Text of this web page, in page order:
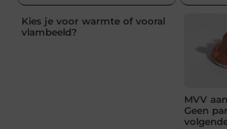
Kies je voor warmte of vooral
vlambeeld?
MVV
Geen